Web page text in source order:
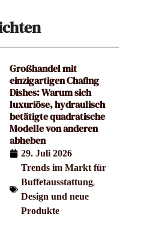
Großhandel mit
einzigartigen Chafing
Dishes: Warum sich
luxuriöse, hydraulisch
betätigte quadratische
Modelle von anderen
abheben
29. Juli 2026
Trends im Markt für
Buffetausstattung,
Design und neue
Produkte